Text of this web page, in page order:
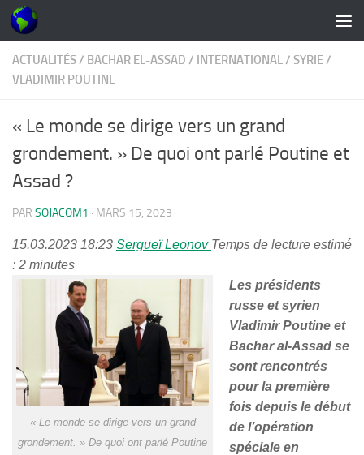
Skip to content
ACTUALITÉS/ BACHAR EL-ASSAD / INTERNATIONAL/ SYRIE/
VLADIMIR POUTINE
« Le monde se dirige vers un grand
grondement. » De quoi ont parlé Poutine et
Assad ?
PAR SOJACOM1 · MARS 15, 2023
15.03.2023 18:23 Sergueï Leonov Temps de lecture estimé
: 2 minutes
« Le monde se dirige vers un grand
grondement. » De quoi ont parlé Poutine
Les présidents
russe et syrien
Vladimir Poutine et
Bachar al-Assad se
sont rencontrés
pour la première
fois depuis le début
de l’opération
spéciale en